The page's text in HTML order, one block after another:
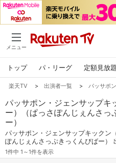
メニュー
トップ パ・リーグ 定額見放題
楽天TV > 出演者一覧 > パッサポ
パッサポン・ジェンサップキ
ー）（ぱっさぽんじぇんさっ
ー）
パッサポン・ジェンサップキックン
ぽんじぇんさっぷきっくんびばー）
1件中 1～1件を表示